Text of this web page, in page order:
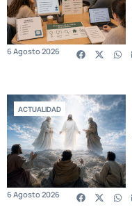
6 Agosto 2026
ACTUALIDAD
6 Agosto 2026